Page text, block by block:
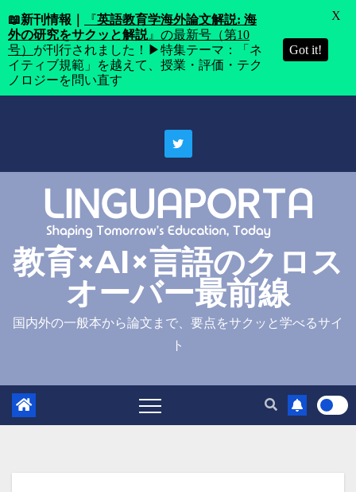
教育×AI×言語のクロス
オーバー最前線
国内外の一般本から論文まで、要点をサクッと学べるサイ
ト
📖新刊情報｜ 『英語教育学海外論文解説: 海
外の研究をサクッと解説』の最新号（第10
号） が刊行されました！▶特集テーマ：「ネ
イティブ規範」を越えて、授業・評価・テク
ノロジーを問い直す
Got it!
X